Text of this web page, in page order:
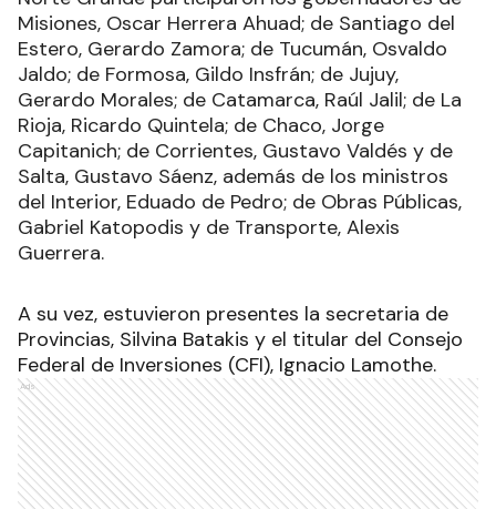
Misiones, Oscar Herrera Ahuad; de Santiago del
Estero, Gerardo Zamora; de Tucumán, Osvaldo
Jaldo; de Formosa, Gildo Insfrán; de Jujuy,
Gerardo Morales; de Catamarca, Raúl Jalil; de La
Rioja, Ricardo Quintela; de Chaco, Jorge
Capitanich; de Corrientes, Gustavo Valdés y de
Salta, Gustavo Sáenz, además de los ministros
del Interior, Eduado de Pedro; de Obras Públicas,
Gabriel Katopodis y de Transporte, Alexis
Guerrera.
A su vez, estuvieron presentes la secretaria de
Provincias, Silvina Batakis y el titular del Consejo
Federal de Inversiones (CFI), Ignacio Lamothe.
Ads